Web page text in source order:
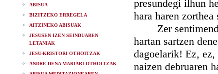
ABISUA
BIZITZEKO ERREGELA
AITZINEKO ABISUAK
JESUSEN IZEN SEINDUAREN
LETANIAK
JESU-KRISTORI OTHOITZAK
ANDRE DENA MARIARI OTHOITZAK
presundegi ilhun
hara haren
Zer
hartan sartzen
dagoelarik! Ez,
naizen debruaren